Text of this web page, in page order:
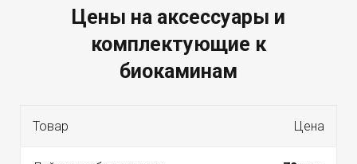
Цены на аксессуары и
комплектующие к
биокаминам
Товар Цена